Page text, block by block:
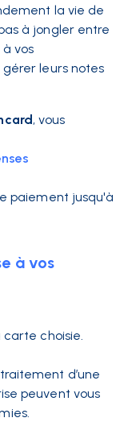
la vie de
à jongler entre
vos
leurs notes
, vous
paiement jusqu'à
à vos
carte choisie.
d’une
peuvent vous